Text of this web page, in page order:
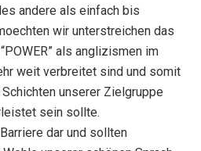
andere als einfach bis
wir unterstreichen das
als anglizismen im
weit verbreitet sind und somit
unserer Zielgruppe
sein sollte.
dar und sollten